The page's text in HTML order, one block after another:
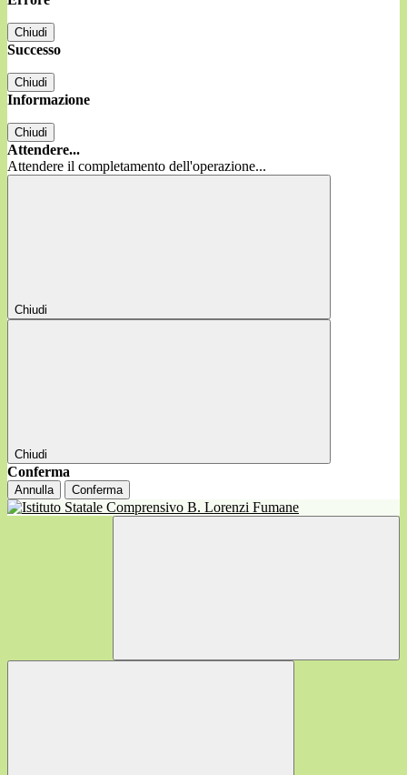
Chiudi
Successo
Chiudi
Informazione
Chiudi
Attendere...
Attendere il completamento dell'operazione...
Chiudi
Chiudi
Conferma
Annulla Conferma